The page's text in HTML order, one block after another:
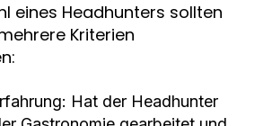
eines Headhunters sollten
Kriterien
Hat der Headhunter